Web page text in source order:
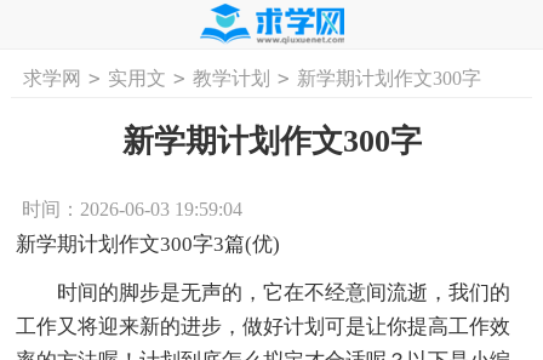
首页 工作计划 活动计划 学习计划
求学网 > 实用文 > 教学计划 > 新学期计划作文300字
新学期计划作文300字
时间：2026-06-03 19:59:04
新学期计划作文300字3篇(优)
时间的脚步是无声的，它在不经意间流逝，我们的
工作又将迎来新的进步，做好计划可是让你提高工作效